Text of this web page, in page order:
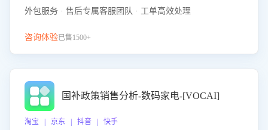
外包服务 · 售后专属客服团队 · 工单高效处理
咨询体验已售1500+
国补政策销售分析-数码家电-[VOCAI]
淘宝 | 京东 | 抖音 | 快手